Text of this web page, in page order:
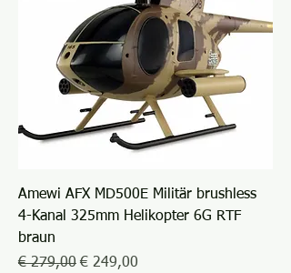
Amewi AFX MD500E Militär brushless
4-Kanal 325mm Helikopter 6G RTF
braun
Standardpreis
€ 279,00 Sale-Preis
€ 249,00